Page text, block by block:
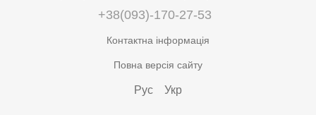
+38(093)-170-27-53
Контактна інформація
Повна версія сайту
Рус Укр